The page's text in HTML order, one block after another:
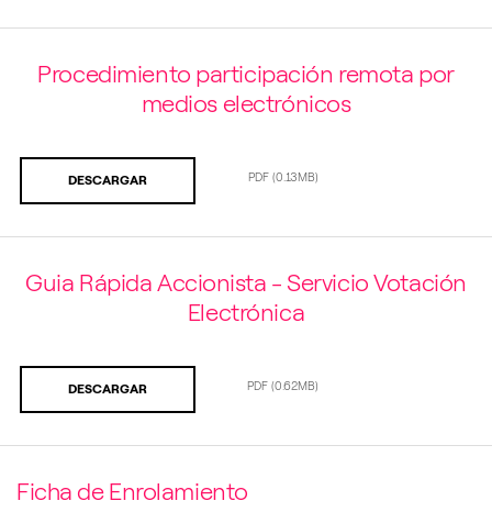
Procedimiento participación remota por
medios electrónicos
PDF (0.13MB)
DESCARGAR
Guia Rápida Accionista - Servicio Votación
Electrónica
PDF (0.62MB)
DESCARGAR
Ficha de Enrolamiento